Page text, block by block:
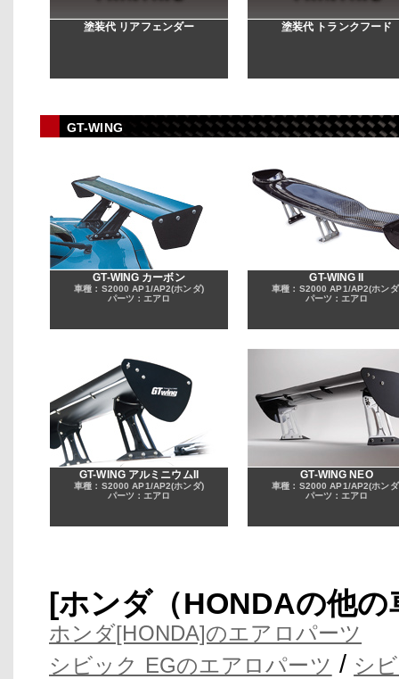
塗装代 リアフェンダー 塗装代 トランクフード
GT-WING
GT-WING カーボン
車種：S2000 AP1/AP2(ホンダ)
パーツ：エアロ
GT-WING II
車種：S2000 AP1/AP2(ホン
パーツ：エアロ
GT-WING アルミニウムII
車種：S2000 AP1/AP2(ホンダ)
パーツ：エアロ
GT-WING NEO
車種：S2000 AP1/AP2(ホン
パーツ：エアロ
[ホンダ（HONDAの他
ホンダ[HONDA]のエアロパーツ
シビック EGのエアロパーツ / シ